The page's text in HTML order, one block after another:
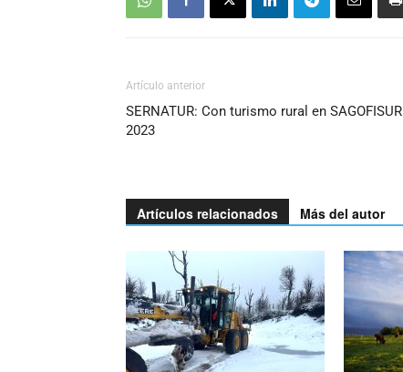
Artículo anterior
SERNATUR: Con turismo rural en SAGOFISUR
2023
Artículos relacionados Más del autor